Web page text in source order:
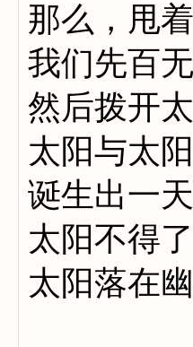
那么，甩
我们先百
然后拨开
太阳与太
诞生出一
太阳不得
太阳落在